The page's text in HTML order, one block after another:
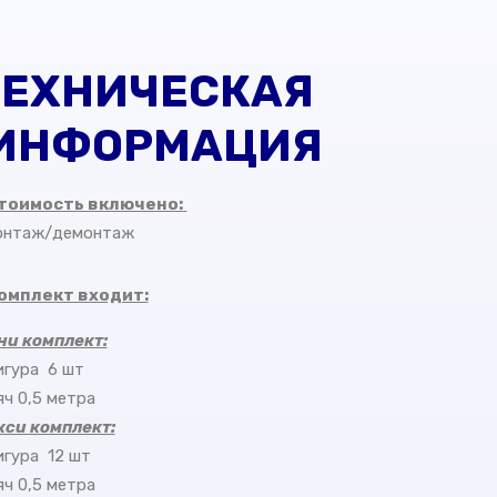
включено:
демонтаж
входит:
комплект:
6 шт
0,5 метра
комплект:
12 шт
0,5 метра